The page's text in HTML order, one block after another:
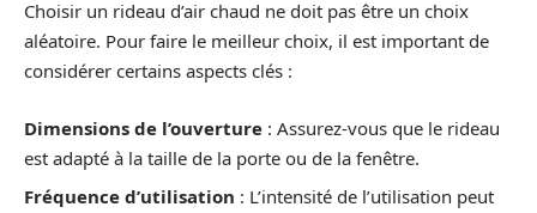
Choisir un rideau d’air chaud ne doit pas être un choix
aléatoire. Pour faire le meilleur choix, il est important de
considérer certains aspects clés :
Dimensions de l’ouverture : Assurez-vous que le rideau
est adapté à la taille de la porte ou de la fenêtre.
Fréquence d’utilisation : L’intensité de l’utilisation peut